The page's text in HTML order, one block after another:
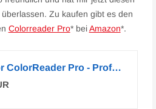
Zu kaufen gibt es den
Colorreader Pro* beiAmazon*.
datacolor ColorReader Pro - Professionelles Farbmessgerät mit OLED-Display - Tragbares Tool zur...*